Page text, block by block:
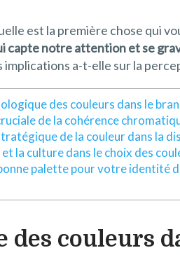
est la première chose qui
capte notre attention et se
implications a-t-elle sur la
des couleurs dans le
de la cohérence
de la couleur dans la
la culture dans le choix des
palette pour votre identité
des couleurs